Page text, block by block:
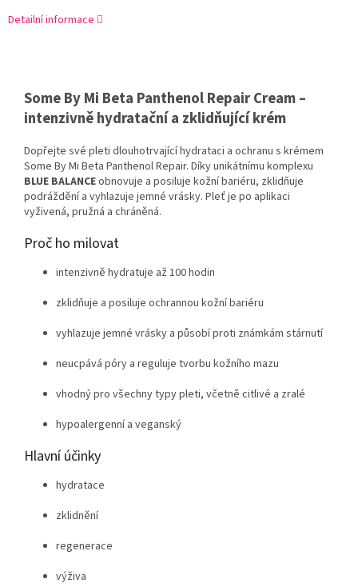
Detailní informace
Some By Mi Beta Panthenol Repair Cream–
intenzivně hydratační a zklidňující krém
Dopřejte své pleti dlouhotrvající hydrataci a ochranu s krémem
Some By Mi Beta Panthenol Repair. Díky unikátnímu komplexu
BLUE BALANCEobnovuje a posiluje kožní bariéru, zklidňuje
podráždění a vyhlazuje jemné vrásky. Pleť je po aplikaci
vyživená, pružná a chráněná.
Proč ho milovat
intenzivně hydratuje až 100 hodin
zklidňuje a posiluje ochrannou kožní bariéru
vyhlazuje jemné vrásky a působí proti známkám stárnutí
neucpává póry a reguluje tvorbu kožního mazu
vhodný pro všechny typy pleti, včetně citlivé a zralé
hypoalergenní a veganský
Hlavní účinky
hydratace
zklidnění
regenerace
výživa